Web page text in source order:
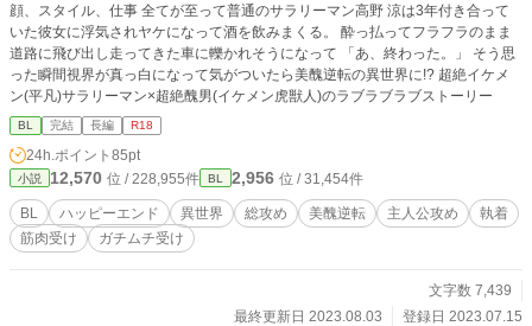
顔、スタイル、仕事 全てが至って普通のサラリーマン高野 涼は3年付き合って
いた彼女に浮気されヤケになって酒を飲みまくる。 酔っ払ってフラフラのまま
道路に飛び出し走ってきた車に轢かれそうになって 「あ、終わった。」 そう思
った瞬間視界が真っ白になって気がついたら美醜逆転の異世界に!? 超絶イケメ
ン(平凡)サラリーマン×超絶醜男(イケメン虎獣人)のラブラブラブストーリー
BL 完結 長編 R18
24h.ポイント 85pt
小説 12,570 位 / 228,955件 BL 2,956 位 / 31,454件
BL ハッピーエンド 異世界 総攻め 美醜逆転 主人公攻め
執着
筋肉受け
ガチムチ受け
文字数 7,439
最終更新日 2023.08.03
登録日 2023.07.15